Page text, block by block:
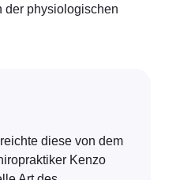
der physiologischen
diese von dem
Kenzo